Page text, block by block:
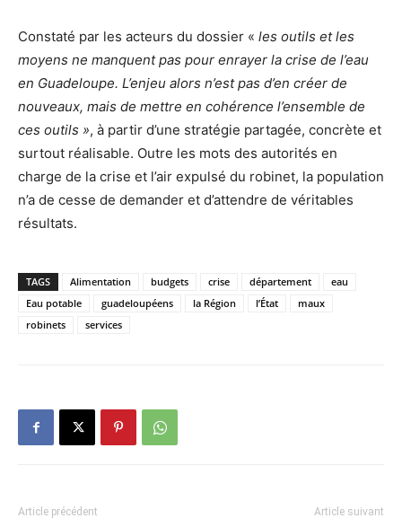
Constaté par les acteurs du dossier « les outils et les
moyens ne manquent pas pour enrayer la crise de l’eau
en Guadeloupe. L’enjeu alors n’est pas d’en créer de
nouveaux, mais de mettre en cohérence l’ensemble de
ces outils », à partir d’une stratégie partagée, concrète et
surtout réalisable. Outre les mots des autorités en
charge de la crise et l’air expulsé du robinet, la population
n’a de cesse de demander et d’attendre de véritables
résultats.
TAGS Alimentation budgets crise département
eau
Eau potable
guadeloupéens la Région l’État
maux
robinets
services
Article précédent Article suivant